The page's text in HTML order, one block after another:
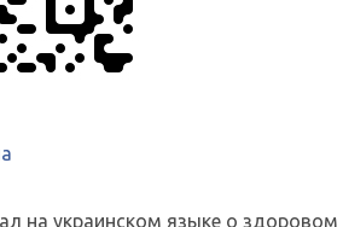
на украинском языке о